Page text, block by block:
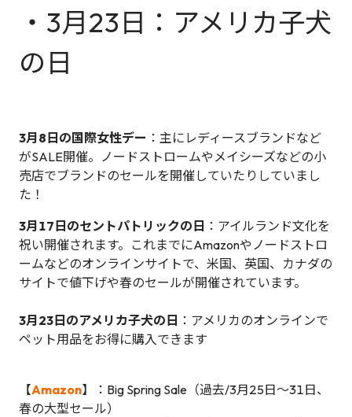
・3月23日：アメリカ子犬
の日
3月8日の国際女性デー ：主にレディースブランドなど
がSALE開催。ノードストロームやメイシーズなどの小
売店でブランドのセールを開催していたりしていまし
た！
3月17日のセントパトリックの日 ：アイルランド文化を
祝い開催されます。これまでにAmazonやノードストロ
ームなどのオンラインサイトで、米国、英国、カナダの
サイトで値下げや春のセールが開催されています。
3月23日のアメリカ子犬の日 ：アメリカのオンラインで
ペット用品をお得に購入できます
【Amazon】：Big Spring Sale（過去/3月25日～31日、
春の大型セール）